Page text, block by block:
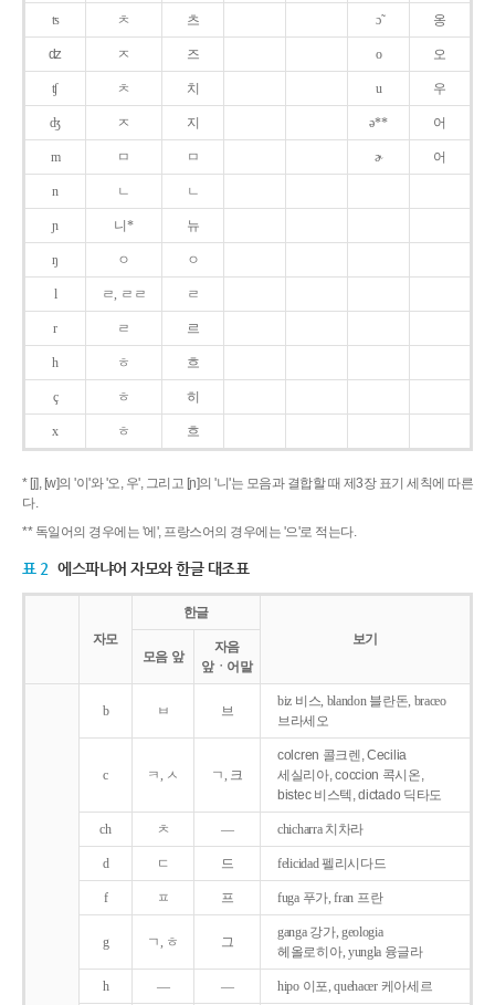
ʦ ㅊ 츠 ɔ̃ 옹
ʣ ㅈ 즈 o 오
ʧ ㅊ 치 u 우
ʤ ㅈ 지 ə** 어
m ㅁ ㅁ ɚ 어
n ㄴ ㄴ
ɲ 니* 뉴
ŋ ㅇ ㅇ
l ㄹ, ㄹㄹ ㄹ
r ㄹ 르
h ㅎ 흐
ç ㅎ 히
x ㅎ 흐
* [j], [w]의 '이'와 '오, 우', 그리고 [ɲ]의 '니'는 모음과 결합할 때 제3장 표기 세칙에 따른
다.
** 독일어의 경우에는 '에', 프랑스어의 경우에는 '으'로 적는다.
표 2 에스파냐어 자모와 한글 대조표
자모
한글
보기
모음 앞
자음
앞ㆍ어말
b ㅂ 브
biz 비스, blandon 블란돈, braceo
브라세오
c ㅋ, ㅅ ㄱ, 크
colcren 콜크렌, Cecilia
세실리아, coccion 콕시온,
bistec 비스텍, dictado 딕타도
ch ㅊ ― chicharra 치차라
d ㄷ 드 felicidad 펠리시다드
f ㅍ 프 fuga 푸가, fran 프란
g ㄱ, ㅎ 그
ganga 강가, geologia
헤올로히아, yungla 융글라
h ― ― hipo 이포, quehacer 케아세르